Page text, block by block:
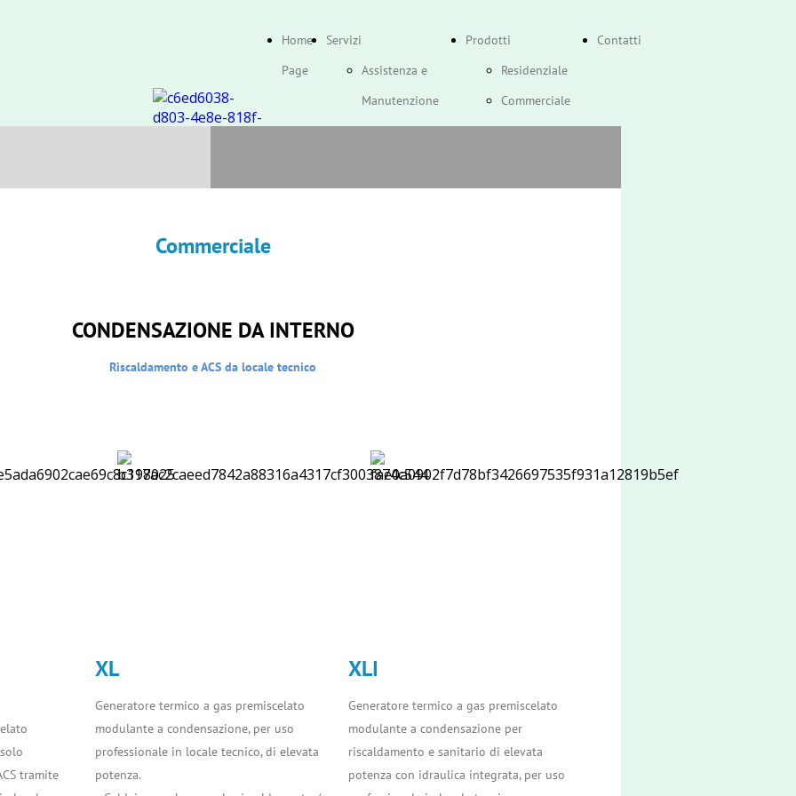
Home
Page
Servizi
Assistenza e
Manutenzione
Telegestione
Impianti
Prodotti
Residenziale
Commerciale
Jodo
Contatti
Commerciale
CONDENSAZIONE DA INTERNO
Riscaldamento e ACS da locale tecnico
tramite
XL
Generatore termico a gas premiscelato
modulante a condensazione, per uso
professionale in locale tecnico, di elevata
potenza.
XLI
Generatore termico a gas premiscelato
modulante a condensazione per
riscaldamento e sanitario di elevata
potenza con idraulica integrata, per uso